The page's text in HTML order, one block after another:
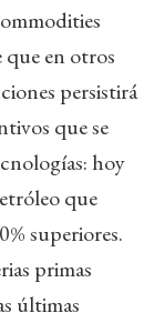
que en otros
persistirá
que se
hoy
que
superiores.
primas
últimas